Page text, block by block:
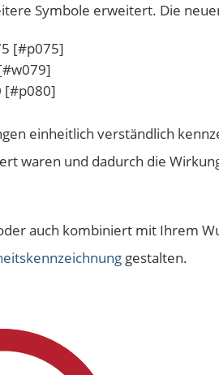
Symbole erweitert. Die
[#p075]
[#p080]
einheitlich verständlich
waren und dadurch die
auch kombiniert mit Ihrem
gestalten.